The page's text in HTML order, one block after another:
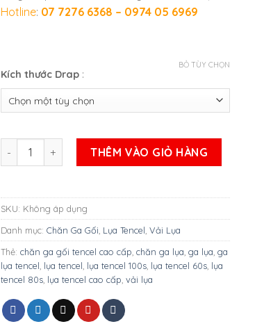
Hotline: 07 7276 6368 – 0974 05 6969
Kích thước Drap :
BỎ TÙY CHỌN
BỘ GA LỤA TENCEL CAO CẤP 60S ( Mẫu 3 ) số lượng
THÊM VÀO GIỎ HÀNG
SKU: Không áp dụng
Danh mục: Chăn Ga Gối, Lụa Tencel, Vải Lụa
Thẻ: chăn ga gối tencel cao cấp, chăn ga lụa, ga lụa, ga
lụa tencel, lụa tencel, lụa tencel 100s, lụa tencel 60s, lụa
tencel 80s, lụa tencel cao cấp, vải lụa